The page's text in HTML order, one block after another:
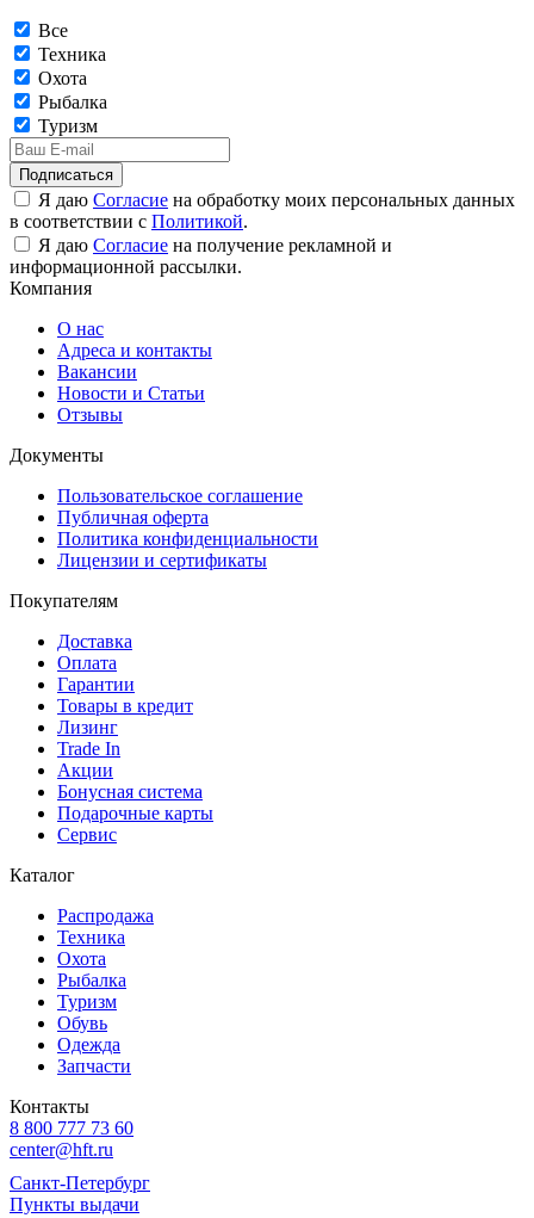
Все
Техника
Охота
Рыбалка
Туризм
Подписаться
Я даю Согласие на обработку моих персональных данных
в соответствии с Политикой.
Я даю Согласие на получение рекламной и
информационной рассылки.
Компания
О нас
Адреса и контакты
Вакансии
Новости и Статьи
Отзывы
Документы
Пользовательское соглашение
Публичная оферта
Политика конфиденциальности
Лицензии и сертификаты
Покупателям
Доставка
Оплата
Гарантии
Товары в кредит
Лизинг
Trade In
Акции
Бонусная система
Подарочные карты
Сервис
Каталог
Распродажа
Техника
Охота
Рыбалка
Туризм
Обувь
Одежда
Запчасти
Контакты
8 800 777 73 60
center@hft.ru
Санкт-Петербург
Пункты выдачи